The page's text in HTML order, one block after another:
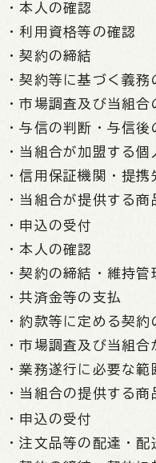
・本人の確認
・利用資格等の確認
・契約の締結
・契約等に基づく義
・市場調査及び当組
・与信の判断・与信
・当組合が加盟する
・信用保証機関・提
・当組合が提供する
・申込の受付
・本人の確認
・契約の締結・維持管
・共済金等の支払
・約款等に定める契
・市場調査及び当組
・業務遂行に必要な
・当組合の提供する
・申込の受付
・注文品等の配達・